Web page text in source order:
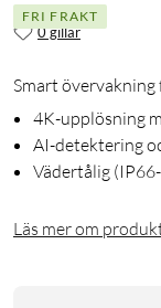
FRI FRAKT
0 gillar
Smart
4K-upplösning
AI-detektering
Vädertålig
Läs mer om